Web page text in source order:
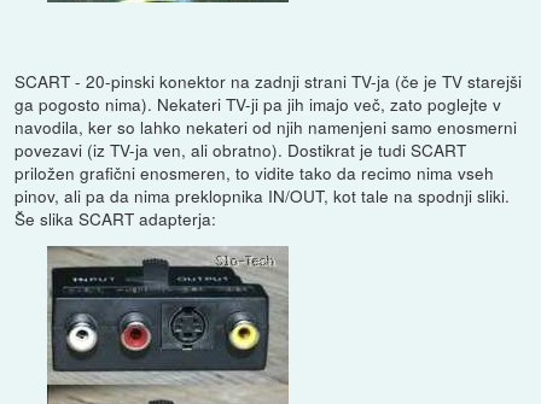
SCART - 20-pinski konektor na zadnji strani TV-ja (če je TV starejši
ga pogosto nima). Nekateri TV-ji pa jih imajo več, zato poglejte v
navodila, ker so lahko nekateri od njih namenjeni samo enosmerni
povezavi (iz TV-ja ven, ali obratno). Dostikrat je tudi SCART
priložen grafični enosmeren, to vidite tako da recimo nima vseh
pinov, ali pa da nima preklopnika IN/OUT, kot tale na spodnji sliki.
Še slika SCART adapterja: